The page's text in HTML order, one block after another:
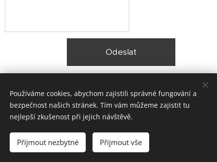
Odeslat
© 2025 Zateplení fasády Praha |Lokality
Vytvořeno službou Webnode
Používáme cookies, abychom zajistili správné fungování a
bezpečnost našich stránek. Tím vám můžeme zajistit tu
nejlepší zkušenost při jejich návštěvě.
Přijmout nezbytné Přijmout vše